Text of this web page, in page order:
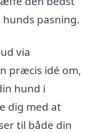
pasning.
via
præcis idé om,
hund i
dig med at
til både din